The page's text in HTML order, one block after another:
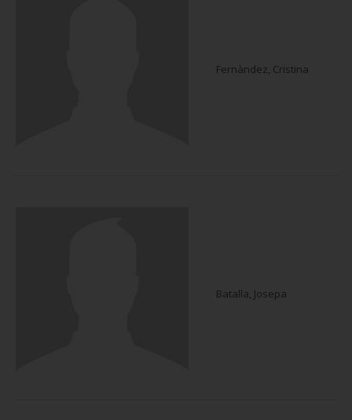
Fernàndez, Cristina
Batalla, Josepa